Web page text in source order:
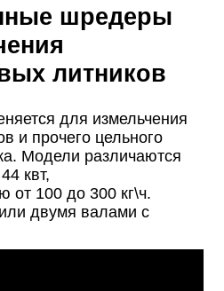
шредеры
литников
для измельчения
и прочего цельного
Модели различаются
квт,
от 100 до 300 кг\ч.
двумя валами с